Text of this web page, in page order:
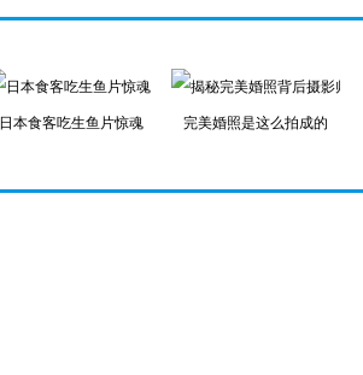
日本食客吃生鱼片惊魂 完美婚照是这么拍成的